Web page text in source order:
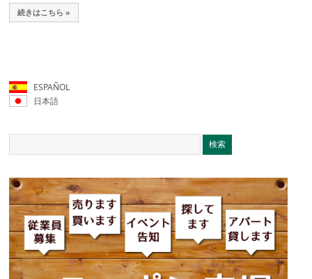
続きはこちら »
ESPAÑOL
日本語